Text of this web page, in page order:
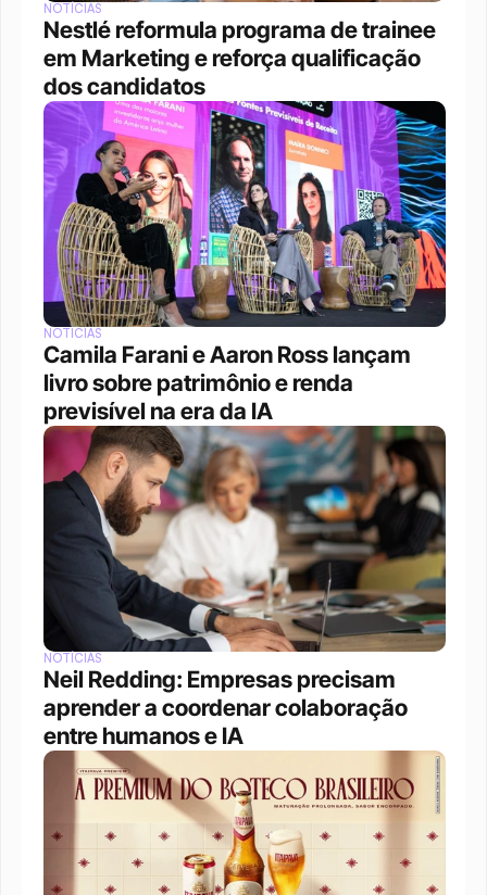
NOTÍCIAS
Nestlé reformula programa de trainee
em Marketing e reforça qualificação
dos candidatos
NOTÍCIAS
Camila Farani e Aaron Ross lançam
livro sobre patrimônio e renda
previsível na era da IA
NOTÍCIAS
Neil Redding: Empresas precisam
aprender a coordenar colaboração
entre humanos e IA